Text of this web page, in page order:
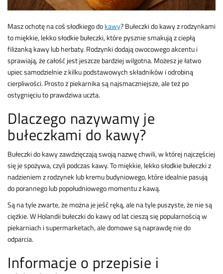
Masz ochotę na coś słodkiego dokawy? Bułeczki do kawy z rodzynkami
to miękkie, lekko słodkie bułeczki, które pysznie smakują z ciepłą
filiżanką kawy lub herbaty. Rodzynki dodają owocowego akcentu i
sprawiają, że całość jest jeszcze bardziej wilgotna. Możesz je łatwo
upiec samodzielnie z kilku podstawowych składników i odrobiną
cierpliwości. Prosto z piekarnika są najsmaczniejsze, ale też po
ostygnięciu to prawdziwa uczta.
Dlaczego nazywamy je
bułeczkami do kawy?
Bułeczki do kawy zawdzięczają swoją nazwę chwili, w której najczęściej
się je spożywa, czyli podczas kawy. To miękkie, lekko słodkie bułeczki z
nadzieniem z rodzynek lub kremu budyniowego, które idealnie pasują
do porannego lub popołudniowego momentu z kawą.
Są na tyle zwarte, że można je jeść ręką, ale na tyle puszyste, że nie są
ciężkie. W Holandii bułeczki do kawy od lat cieszą się popularnością w
piekarniach i supermarketach, ale domowe są naprawdę nie do
odparcia.
Informacje o przepisie i